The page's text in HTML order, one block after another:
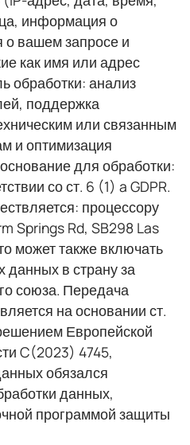
информация о
вашем запросе и
как имя или адрес
обработки: анализ
поддержка
или связанным
и оптимизация
для обработки:
со ст. 6 (1) a GDPR.
процессору
Springs Rd, SB298 Las
может также включать
данных в страну за
союза. Передача
на основании ст.
Европейской
C(2023) 4745,
обязался
данных,
программой защиты